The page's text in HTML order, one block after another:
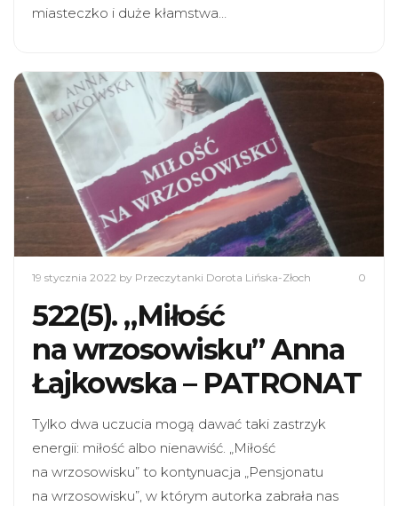
miasteczko i duże kłamstwa…
19 stycznia 2022 by Przeczytanki Dorota Lińska-Złoch 0
522(5). „Miłość
na wrzosowisku” Anna
Łajkowska – PATRONAT
Tylko dwa uczucia mogą dawać taki zastrzyk
energii: miłość albo nienawiść. „Miłość
na wrzosowisku” to kontynuacja „Pensjonatu
na wrzosowisku”, w którym autorka zabrała nas